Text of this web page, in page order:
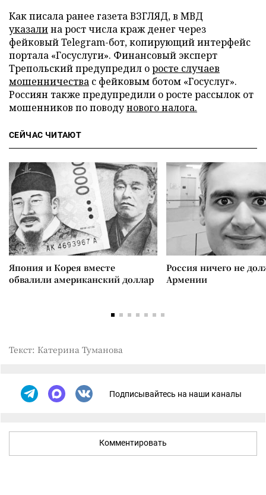
Как писала ранее газета ВЗГЛЯД, в МВД
указалина рост числа краж денег через
фейковый Telegram-бот, копирующий интерфейс
портала «Госуслуги». Финансовый эксперт
Трепольский предупредил оросте случаев
мошенничества с фейковым ботом «Госуслуг».
Россиян также предупредили о росте рассылок от
мошенников по поводунового налога.
СЕЙЧАС ЧИТАЮТ
Япония и Корея вместе
обвалили американский доллар
Россия ничего не
Армении
Текст: Катерина Туманова
Подписывайтесь на наши каналы
Комментировать